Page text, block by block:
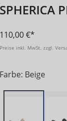
SPHERICA
110,00 €*
Preise inkl. MwSt. zzgl.
Farbe: Beige